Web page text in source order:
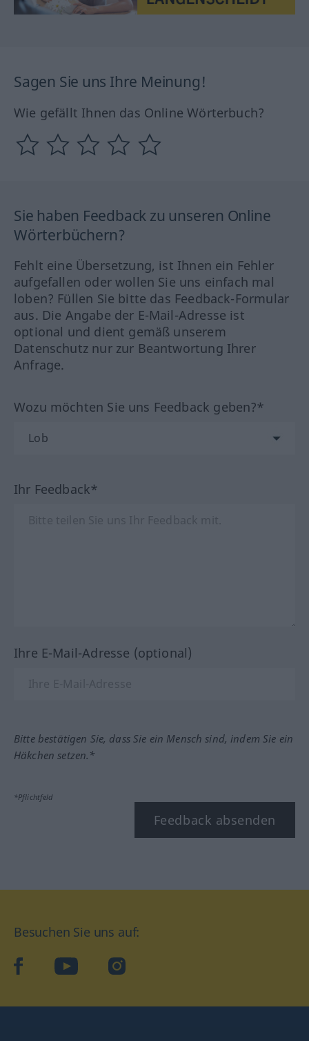
Sagen Sie uns Ihre Meinung!
Wie gefällt Ihnen das Online Wörterbuch?
Sie haben Feedback zu unseren Online
Wörterbüchern?
Fehlt eine Übersetzung, ist Ihnen ein Fehler
aufgefallen oder wollen Sie uns einfach mal
loben? Füllen Sie bitte das Feedback-Formular
aus. Die Angabe der E-Mail-Adresse ist
optional und dient gemäß unserem
Datenschutz nur zur Beantwortung Ihrer
Anfrage.
Wozu möchten Sie uns Feedback geben?*
Ihr Feedback*
Ihre E-Mail-Adresse (optional)
Bitte bestätigen Sie, dass Sie ein Mensch sind, indem Sie ein
Häkchen setzen.*
*Pflichtfeld
Feedback absenden
Besuchen Sie uns auf:
facebookYouTube Instagram